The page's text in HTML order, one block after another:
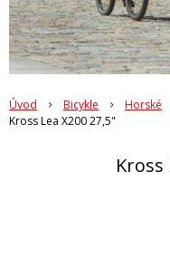
Úvod Bicykle Horské
Kross Lea X200 27,5"
Kross